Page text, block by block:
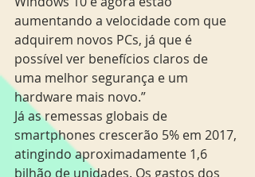
aumentando a velocidade com que
adquirem novos PCs, já que é
possível ver benefícios claros de
uma melhor segurança e um
hardware mais novo.”
Já as remessas globais de
smartphones crescerão 5% em 2017,
atingindo aproximadamente 1,6
bilhão de unidades. Os gastos dos